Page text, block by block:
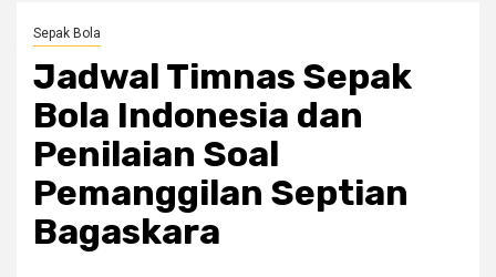
Sepak Bola
Jadwal Timnas Sepak
Bola Indonesia dan
Penilaian Soal
Pemanggilan Septian
Bagaskara